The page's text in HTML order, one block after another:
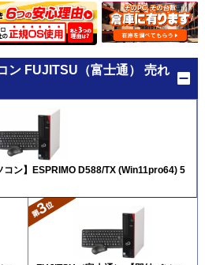
ン FUJITSU（富士通） 売れ
ン】ESPRIMO D588/TX (Win11pro64) 5